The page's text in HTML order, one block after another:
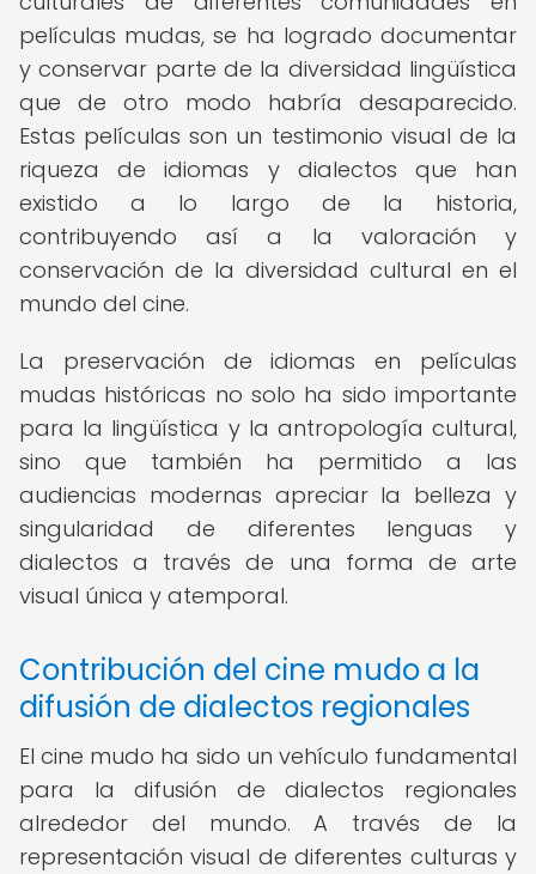
películas mudas, se ha logrado documentar
y conservar parte de la diversidad lingüística
que de otro modo habría desaparecido.
Estas películas son un testimonio visual de la
riqueza de idiomas y dialectos que han
existido a lo largo de la historia,
contribuyendo así a la valoración y
conservación de la diversidad cultural en el
mundo del cine.
La preservación de idiomas en películas
mudas históricas no solo ha sido importante
para la lingüística y la antropología cultural,
sino que también ha permitido a las
audiencias modernas apreciar la belleza y
singularidad de diferentes lenguas y
dialectos a través de una forma de arte
visual única y atemporal.
Contribución del cine mudo a la
difusión de dialectos regionales
El cine mudo ha sido un vehículo fundamental
para la difusión de dialectos regionales
alrededor del mundo. A través de la
representación visual de diferentes culturas y